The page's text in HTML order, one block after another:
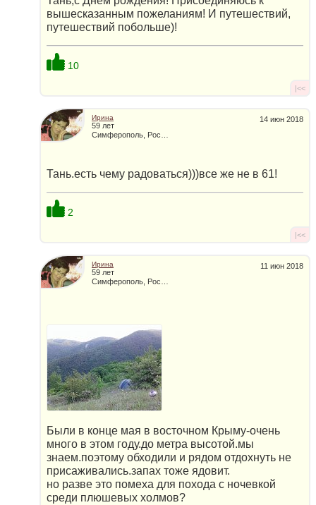
вышесказанным пожеланиям! И путешествий,
путешествий побольше)!
10
|<<
14 июн 2018
Ирина
59 лет
Тань.есть чему радоваться)))все же не в 61!
2
|<<
11 июн 2018
Ирина
59 лет
Были в конце мая в восточном Крыму-очень
много в этом году.до метра высотой.мы
знаем.поэтому обходили и рядом отдохнуть не
присаживались.запах тоже ядовит.
но разве это помеха для похода с ночевкой
среди плюшевых холмов?